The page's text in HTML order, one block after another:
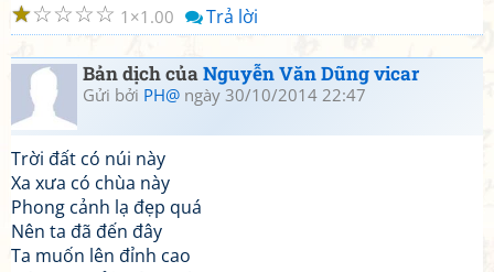
☆
☆
☆
☆
☆ 1 1.00 Trả lời
Bản dịch củaNguyễn Văn Dũng vicar
Gửi bởi PH@ ngày 30/10/2014 22:47
Trời đất có núi này
Xa xưa có chùa này
Phong cảnh lạ đẹp quá
Nên ta đã đến đây
Ta muốn lên đỉnh cao